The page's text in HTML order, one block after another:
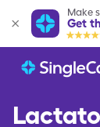
Make
Get